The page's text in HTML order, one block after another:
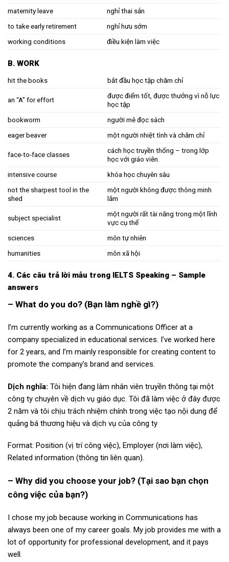
maternity leave
nghỉ thai sản
to take early retirement
nghỉ hưu sớm
working conditions
điều kiện làm việc
B. WORK
hit the books bắt đầu học tập chăm chỉ
an “A” for effort
được điểm tốt, được thưởng vì nỗ lực
học tập
bookworm
người mê đọc sách
eager beaver
một người nhiệt tình và chăm chỉ
face-to-face classes
cách học truyền thống – trong lớp
học với giáo viên.
intensive course
khóa học chuyên sâu
not the sharpest tool in the
shed
một người không được thông minh
lắm
subject specialist
một người rất tài năng trong một lĩnh
vực cụ thể
sciences
môn tự nhiên
humanities
môn xã hội
4. Các câu trả lời mẫu trong IELTS Speaking – Sample
answers
– What do you do? (Bạn làm nghề gì?)
I’m currently working as a Communications Officer at a
company specialized in educational services. I’ve worked here
for 2 years, and I’m mainly responsible for creating content to
promote the company’s brand and services.
Dịch nghĩa: Tôi hiện đang làm nhân viên truyền thông tại một
công ty chuyên về dịch vụ giáo dục. Tôi đã làm việc ở đây được
2 năm và tôi chịu trách nhiệm chính trong việc tạo nội dung để
quảng bá thương hiệu và dịch vụ của công ty
Format: Position (vị trí công việc), Employer (nơi làm việc),
Related information (thông tin liên quan).
– Why did you choose your job? (Tại sao bạn chọn
công việc của bạn?)
I chose my job because working in Communications has
always been one of my career goals. My job provides me with a
lot of opportunity for professional development, and it pays
well.